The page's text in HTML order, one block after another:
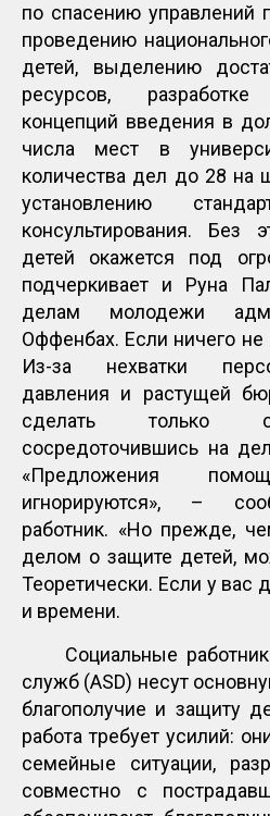
по спасению управлений
проведению
детей, выделению
ресурсов, разработке
концепций введения в
числа мест в
количества дел до 28 на
установлению
консультирования. Без
детей окажется под
подчеркивает и Руна
делам молодежи
Оффенбах. Если ничего не
Из-за нехватки
давления и растущей
сделать только
сосредоточившись на
«Предложения
игнорируются», –
работник. «Но прежде,
делом о защите детей,
Теоретически. Если у вас
и времени.
Социальные
служб (ASD) несут
благополучие и защиту
работа требует усилий:
семейные ситуации,
совместно с